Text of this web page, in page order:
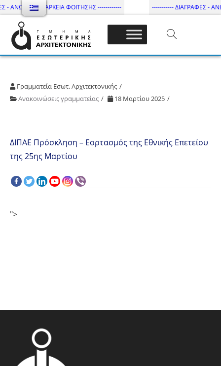
- ΑΝΩΤΑΤΗ ΔΙΑΡΚΕΙΑ ΦΟΙΤΗΣΗΣ ------------ ----------- ΔΙΑΓΡΑΦΕΣ -
Τμήμα Εσωτ. Αρχιτεκτονικής – ΔΙ.ΠΑ.Ε
Γραμματεία Εσωτ. Αρχιτεκτονικής
Ανακοινώσεις γραμματείας
18 Μαρτίου 2025
ΔΙΠΑΕ Πρόσκληση – Εορτασμός της Εθνικής Επετείου
της 25ης Μαρτίου
">